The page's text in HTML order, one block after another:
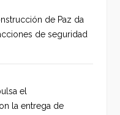
de Paz da
de seguridad
el
la entrega de